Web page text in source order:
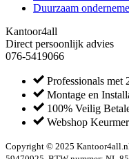
Duurzaam
Kantoor4all
Direct persoonlijk advies
076-5419066
Professionals met
Montage en
100% Veilig
Webshop
Copyright © 2025